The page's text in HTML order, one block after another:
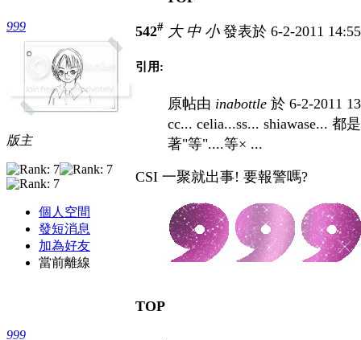
999
版主
個人空間
發短消息
加為好友
當前離線
542# 大 中 小發表於 6-2-2011
引用:
原帖由 inabottle 於 6-2-2011
cc... celia...ss... shiawase...
著"等"....等× ...
CSI 一聚就出事! 要報警嗎?
TOP
999